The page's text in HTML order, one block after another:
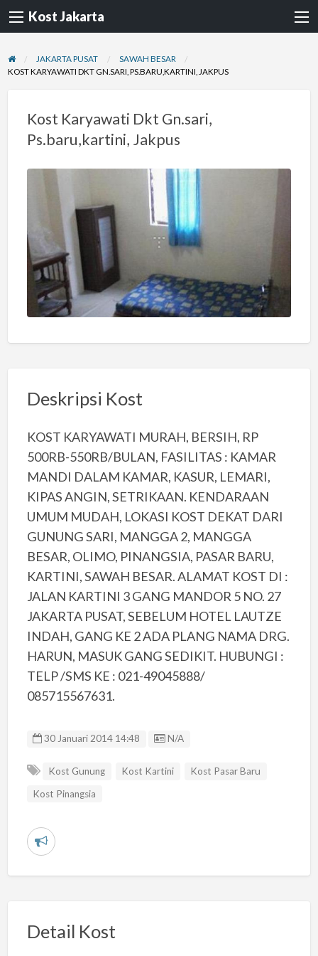
Kost Jakarta
JAKARTA PUSAT
SAWAH BESAR
KOST KARYAWATI DKT GN.SARI, PS.BARU,KARTINI, JAKPUS
Kost Karyawati Dkt Gn.sari,
Ps.baru,kartini, Jakpus
Deskripsi Kost
KOST KARYAWATI MURAH, BERSIH, RP
500RB-550RB/BULAN, FASILITAS : KAMAR
MANDI DALAM KAMAR, KASUR, LEMARI,
KIPAS ANGIN, SETRIKAAN. KENDARAAN
UMUM MUDAH, LOKASI KOST DEKAT DARI
GUNUNG SARI, MANGGA 2, MANGGA
BESAR, OLIMO, PINANGSIA, PASAR BARU,
KARTINI, SAWAH BESAR. ALAMAT KOST DI :
JALAN KARTINI 3 GANG MANDOR 5 NO. 27
JAKARTA PUSAT, SEBELUM HOTEL LAUTZE
INDAH, GANG KE 2 ADA PLANG NAMA DRG.
HARUN, MASUK GANG SEDIKIT. HUBUNGI :
TELP /SMS KE : 021-49045888/
085715567631.
30 Januari 2014 14:48 Listing ID
N/A
Kost Gunung Kost Kartini
Kost Pasar Baru
Kost Pinangsia
L
r
Detail Kost